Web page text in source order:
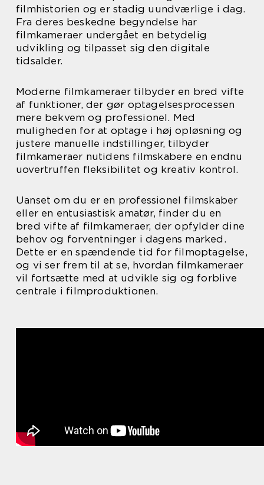
filmhistorien og er stadig uundværlige i dag.
Fra deres beskedne begyndelse har
filmkameraer undergået en betydelig
udvikling og tilpasset sig den digitale
tidsalder.
Moderne filmkameraer tilbyder en bred vifte
af funktioner, der gør optagelsesprocessen
mere bekvem og professionel. Med
muligheden for at optage i høj opløsning og
justere manuelle indstillinger, tilbyder
filmkameraer nutidens filmskabere en endnu
uovertruffen fleksibilitet og kreativ kontrol.
Uanset om du er en professionel filmskaber
eller en entusiastisk amatør, finder du en
bred vifte af filmkameraer, der opfylder dine
behov og forventninger i dagens marked.
Dette er en spændende tid for filmoptagelse,
og vi ser frem til at se, hvordan filmkameraer
vil fortsætte med at udvikle sig og forblive
centrale i filmproduktionen.